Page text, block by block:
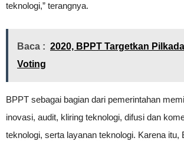
teknologi,” terangnya.
Baca : 2020, BPPT Targetkan
Voting
BPPT sebagai bagian dari pemerintahan
inovasi, audit, kliring teknologi, difusi dan
teknologi, serta layanan teknologi. Karena itu,